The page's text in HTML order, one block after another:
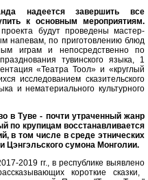
надеется завершить все
к основным мероприятиям.
будут проведены мастер-
напевам, по приготовлению блюд
играм и непосредственно по
тувинского языка, 1
«Театра Тоол» и «круглый
исследованием сказительского
и нематериального культурного
в Туве - почти утраченный жанр
по крупицам восстанавливается
в том числе в среде этнических
Цэнгэльского сумона Монголии.
2019 гг., в республике выявлено
короткие сказки,